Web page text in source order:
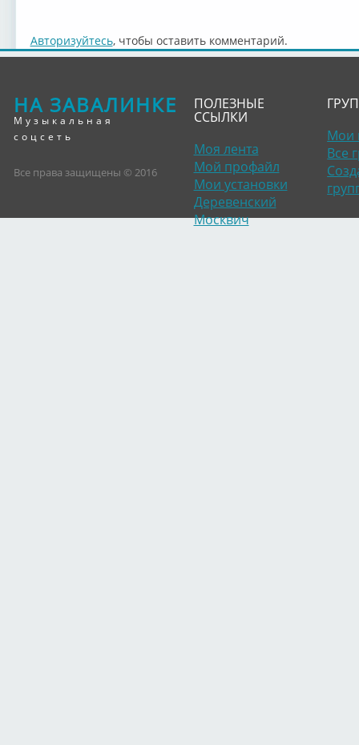
Авторизуйтесь, чтобы оставить комментарий.
НА ЗАВАЛИНКЕ
Музыкальная
соцсеть
Все права защищены © 2016
ПОЛЕЗНЫЕ
ССЫЛКИ
Моя лента
Мой профайл
Мои установки
Деревенский
Москвич
Мои
Все